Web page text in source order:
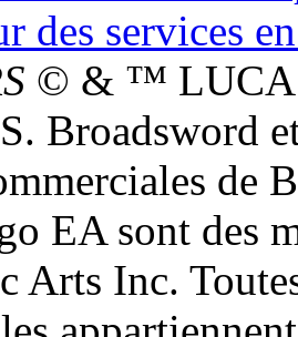
des services
© & ™
Broadsword
de
EA sont des
Arts Inc.